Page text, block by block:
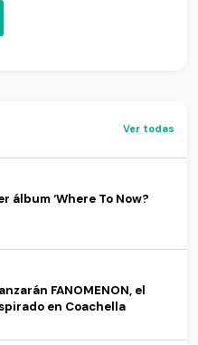
Ver todas
álbum ‘Where To Now?
FANOMENON, el
en Coachella